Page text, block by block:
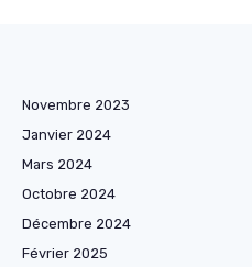
Novembre 2023
Janvier 2024
Mars 2024
Octobre 2024
Décembre 2024
Février 2025